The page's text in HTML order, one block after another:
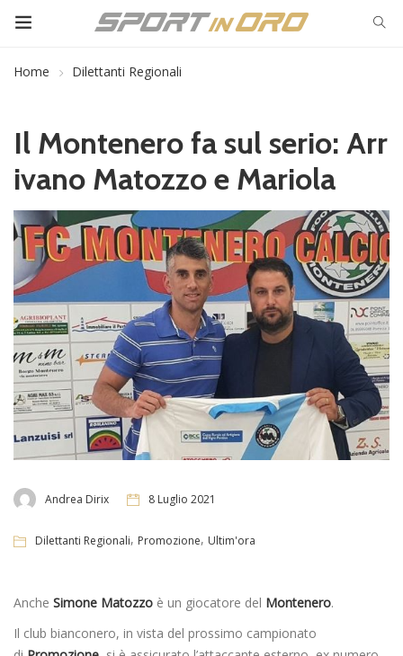
Home Dilettanti Regionali
Il Montenero fa sul serio: Arr
ivano Matozzo e Mariola
Andrea Dirix 8 Luglio 2021
Dilettanti Regionali, Promozione, Ultim'ora
Anche Simone Matozzo è un giocatore del Montenero.
Il club bianconero, in vista del prossimo campionato